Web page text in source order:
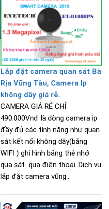
Lắp đặt camera quan sát Bà
Rịa Vũng Tàu, Camera Ip
không dây giá rẻ.
CAMERA GIÁ RẺ CHỈ
490.000Vnđ là dòng camera ip
đầy đủ các tính năng như quan
sát kết nối không dây(bằng
WIFI ) ghi hình bằng thẻ nhớ
qua sát qua điện thoại. Dịch vụ
lắp đặt camera vũng...